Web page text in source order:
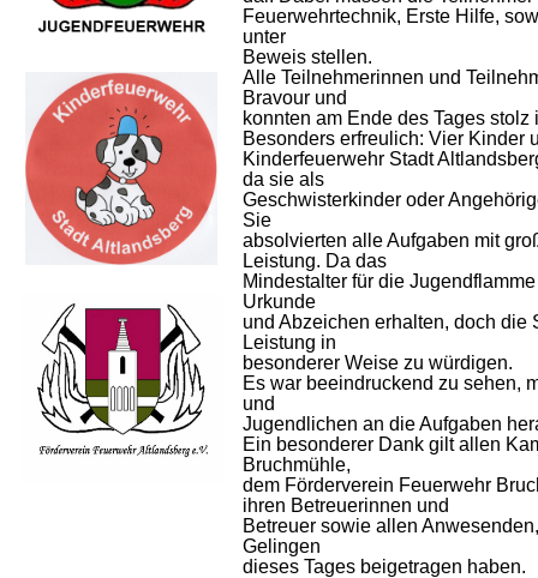
Feuerwehrtechnik, Erste Hilfe,
unter
Beweis stellen.
Alle Teilnehmerinnen und
Bravour und
konnten am Ende des Tages
Besonders erfreulich: Vier Kinder
Kinderfeuerwehr Stadt
da sie als
Geschwisterkinder oder
Sie
absolvierten alle Aufgaben mit
Leistung. Da das
Mindestalter für die
Urkunde
und Abzeichen erhalten, doch
Leistung in
besonderer Weise zu würdigen.
Es war beeindruckend zu sehen,
und
Jugendlichen an die Aufgaben
Ein besonderer Dank gilt allen
Bruchmühle,
dem Förderverein Feuerwehr
ihren Betreuerinnen und
Betreuer sowie allen
Gelingen
dieses Tages beigetragen haben.